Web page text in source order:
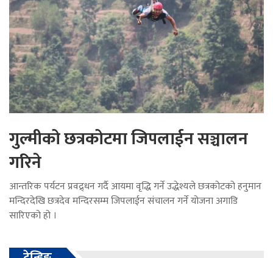
गुल्मीको छत्रकोटमा जिपलाईन सञ्चालन
गरिने
आन्तरिक पर्यटन प्रवद्र्धन गर्दै आयमा वृद्धि गर्ने उद्धेश्यले छत्रकोटको हनुमान
मन्दिरदेखि छत्रदेव मन्दिरसम्म जिपलाईन संचालन गर्ने योजना अगाडि
सारिएको हो ।